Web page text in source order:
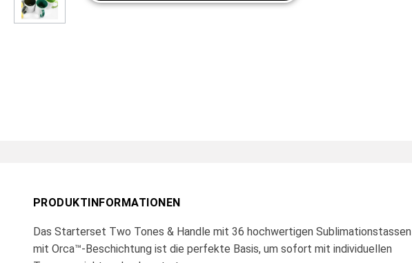
PRODUKTINFORMATIONEN
Das Starterset Two Tones & Handle mit 36 hochwertigen Sublimationstassen
mit Orca™-Beschichtung ist die perfekte Basis, um sofort mit individuellen